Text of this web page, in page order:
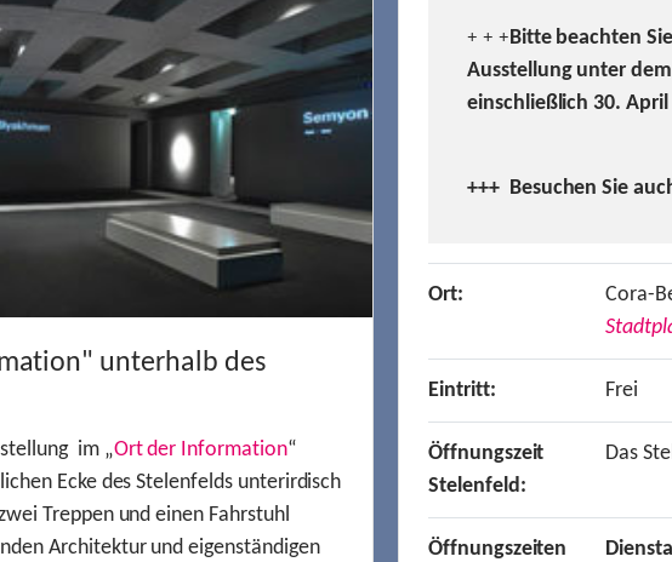
unterhalb des
im „Ort der Information“
Ecke des Stelenfelds unterirdisch
Treppen und einen Fahrstuhl
Architektur und eigenständigen
+ + +Bitte beachten
Ausstellung unter
einschließlich 30. April
+++ Besuchen Sie
Ort: Cora-
Eintritt: Frei
Öffnungszeit
Stelenfeld:
Das
Öffnungszeiten